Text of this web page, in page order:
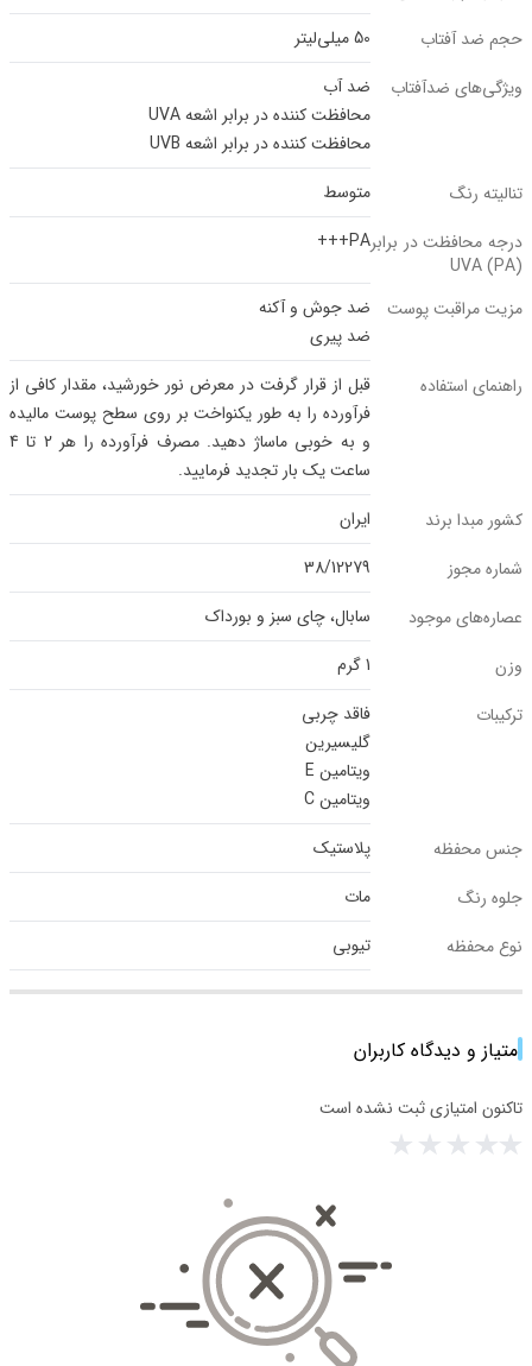
حجم ضد آفتاب
50 میلی‌لیتر
ویژگی‌های ضدآفتاب
ضد آب
محافظت کننده در برابر اشعه UVA
محافظت کننده در برابر اشعه UVB
تنالیته رنگ
متوسط
درجه محافظت در برابر
UVA (PA)
PA+++
مزیت مراقبت پوست
ضد جوش و آکنه
ضد پیری
راهنمای استفاده
قبل از قرار گرفت در معرض نور خورشید، مقدار کافی از
فرآورده را به طور یکنواخت بر روی سطح پوست مالیده
و به خوبی ماساژ دهید. مصرف فرآورده را هر 2 تا 4
ساعت یک بار تجدید فرمایید.
کشور مبدا برند
ایران
شماره مجوز
38/12279
عصاره‌های موجود
سابال، چای سبز و بورداک
وزن
1 گرم
ترکیبات
فاقد چربی
گلیسیرین
ویتامین E
ویتامین C
جنس محفظه
پلاستیک
جلوه رنگ
مات
نوع محفظه
تیوبی
امتیاز و دیدگاه کاربران
تاکنون امتیازی ثبت نشده است